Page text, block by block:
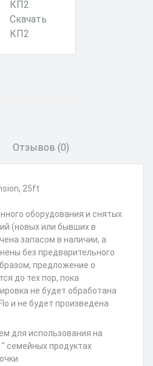
Скачать
КП2
Отзывов (0)
25ft
оборудования и снятых
(новых или бывших в
запасом в наличии, а
без предварительного
предложение о
до тех пор, пока
не будет обработана
и не будет произведена
для использования на
семейных продуктах